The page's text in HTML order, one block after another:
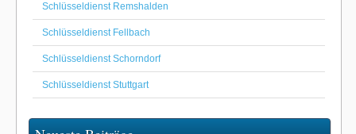
Schlüsseldienst Remshalden
Schlüsseldienst Fellbach
Schlüsseldienst Schorndorf
Schlüsseldienst Stuttgart